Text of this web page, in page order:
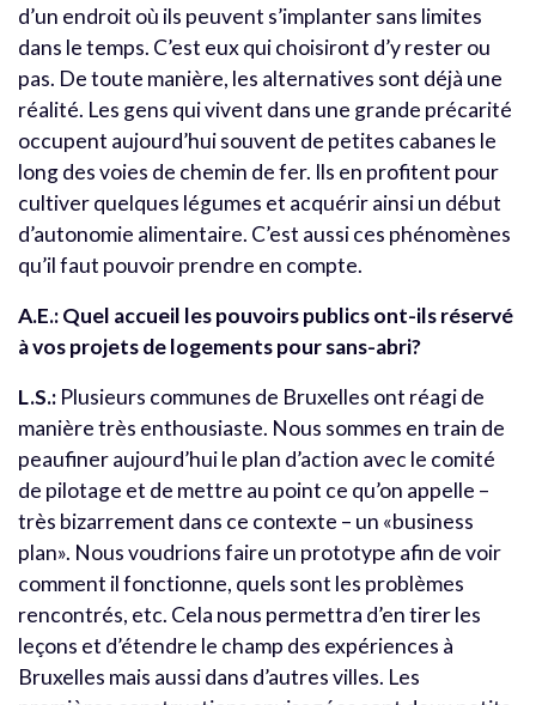
d’un endroit où ils peuvent s’implanter sans limites
dans le temps. C’est eux qui choisiront d’y rester ou
pas. De toute manière, les alternatives sont déjà une
réalité. Les gens qui vivent dans une grande précarité
occupent aujourd’hui souvent de petites cabanes le
long des voies de chemin de fer. Ils en profitent pour
cultiver quelques légumes et acquérir ainsi un début
d’autonomie alimentaire. C’est aussi ces phénomènes
qu’il faut pouvoir prendre en compte.
A.E.: Quel accueil les pouvoirs publics ont-ils réservé
à vos projets de logements pour sans-abri?
L.S.: Plusieurs communes de Bruxelles ont réagi de
manière très enthousiaste. Nous sommes en train de
peaufiner aujourd’hui le plan d’action avec le comité
de pilotage et de mettre au point ce qu’on appelle –
très bizarrement dans ce contexte – un «business
plan». Nous voudrions faire un prototype afin de voir
comment il fonctionne, quels sont les problèmes
rencontrés, etc. Cela nous permettra d’en tirer les
leçons et d’étendre le champ des expériences à
Bruxelles mais aussi dans d’autres villes. Les